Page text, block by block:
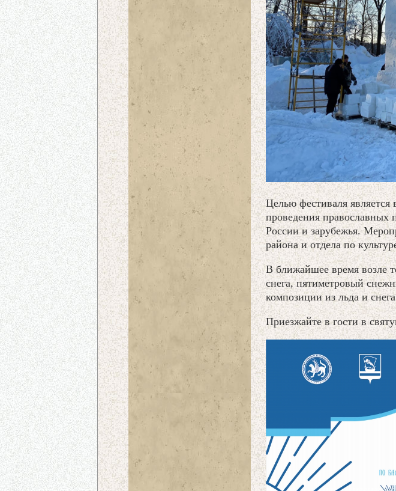
Целью фестиваля
проведения православных
России и зарубежья.
района и отдела по
В ближайшее время возле
снега, пятиметровый
композиции из льда и
Приезжайте в гости в